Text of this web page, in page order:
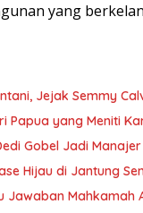
yang
Jejak Semmy
Papua yang Meniti
Gobel Jadi
Hijau di Jantung
Jawaban Mahkamah